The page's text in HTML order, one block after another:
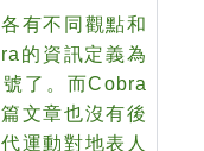
有不同觀點和
的資訊定義為
了。而Cobra
文章也沒有後
運動對地表人